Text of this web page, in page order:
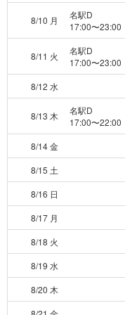
8/10 月
名駅D
17:00〜23:00
8/11 火
名駅D
17:00〜23:00
8/12 水
8/13 木
名駅D
17:00〜22:00
8/14 金
8/15 土
8/16 日
8/17 月
8/18 火
8/19 水
8/20 木